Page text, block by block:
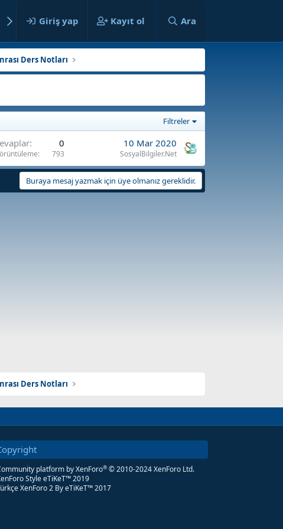
Giriş yap Kayıt ol Ara
Ders Notları
Filtreler
0
793
10 Mar 2020
SosyalBilgiler.Net
Buraya mesaj yazmak için üye olmanız gereklidir.
Ders Notları
platform by XenForo® © 2010-2024 XenForo Ltd.
Style eTiKeT™ 2019
XenForo 2By eTiKeT™ 2017